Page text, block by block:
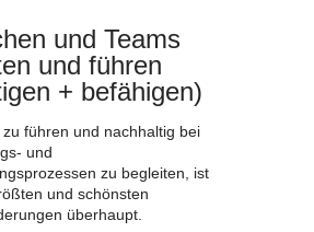
und Teams
und führen
+ befähigen)
führen und nachhaltig bei
und
zu begleiten, ist
und schönsten
überhaupt.